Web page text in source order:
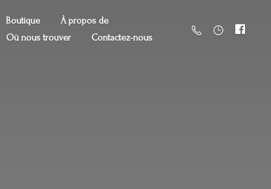
Boutique
À propos de
Où nous trouver
Contactez-nous